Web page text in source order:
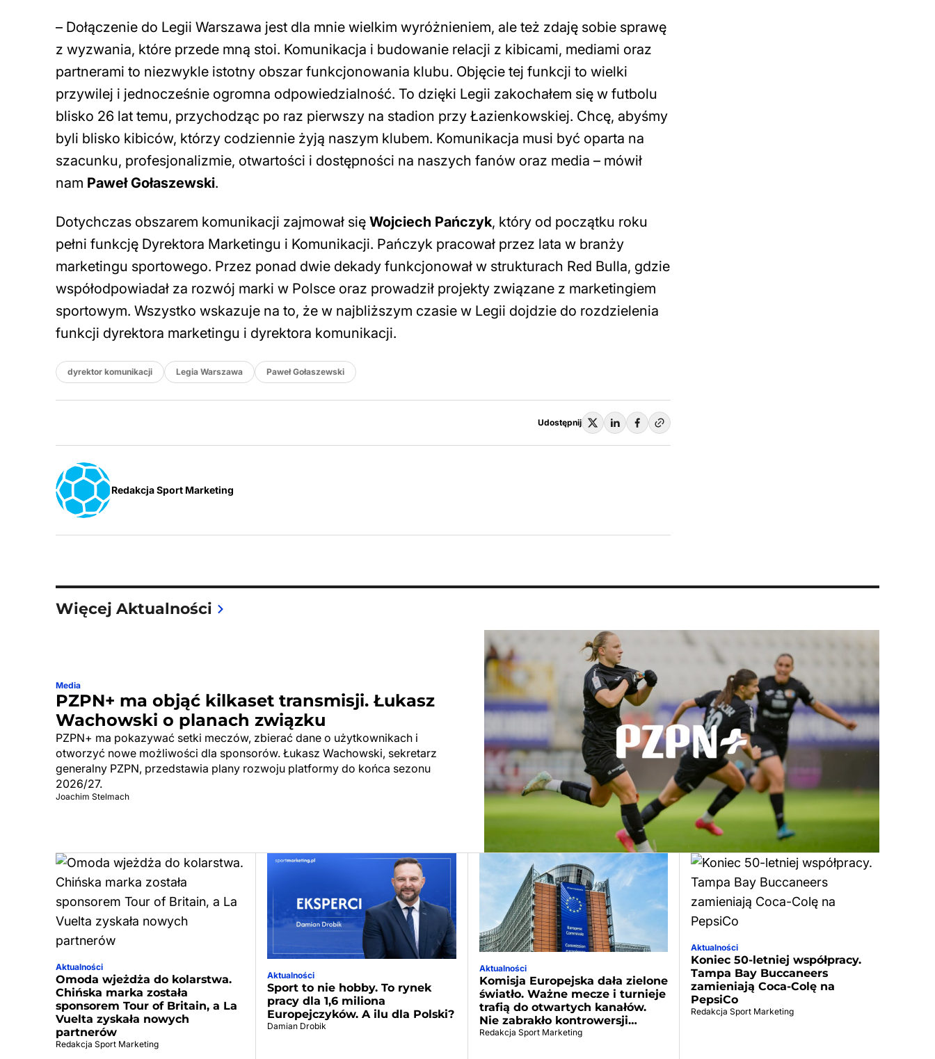
– Dołączenie do Legii Warszawa jest dla mnie wielkim wyróżnieniem, ale też zdaję sobie sprawę
z wyzwania, które przede mną stoi. Komunikacja i budowanie relacji z kibicami, mediami oraz
partnerami to niezwykle istotny obszar funkcjonowania klubu. Objęcie tej funkcji to wielki
przywilej i jednocześnie ogromna odpowiedzialność. To dzięki Legii zakochałem się w futbolu
blisko 26 lat temu, przychodząc po raz pierwszy na stadion przy Łazienkowskiej. Chcę, abyśmy
byli blisko kibiców, którzy codziennie żyją naszym klubem. Komunikacja musi być oparta na
szacunku, profesjonalizmie, otwartości i dostępności na naszych fanów oraz media – mówił
nam Paweł Gołaszewski.
Dotychczas obszarem komunikacji zajmował się Wojciech Pańczyk, który od początku roku
pełni funkcję Dyrektora Marketingu i Komunikacji. Pańczyk pracował przez lata w branży
marketingu sportowego. Przez ponad dwie dekady funkcjonował w strukturach Red Bulla, gdzie
współodpowiadał za rozwój marki w Polsce oraz prowadził projekty związane z marketingiem
sportowym. Wszystko wskazuje na to, że w najbliższym czasie w Legii dojdzie do rozdzielenia
funkcji dyrektora marketingu i dyrektora komunikacji.
dyrektor komunikacji Legia Warszawa Paweł Gołaszewski
Udostępnij
Redakcja Sport Marketing
Więcej Aktualności
Media
PZPN+ ma objąć kilkaset transmisji. Łukasz
Wachowski o planach związku
PZPN+ ma pokazywać setki meczów, zbierać dane o użytkownikach i
otworzyć nowe możliwości dla sponsorów. Łukasz Wachowski, sekretarz
generalny PZPN, przedstawia plany rozwoju platformy do końca sezonu
2026/27.
Joachim Stelmach
Aktualności
Omoda wjeżdża do kolarstwa.
Chińska marka została
sponsorem Tour of Britain, a La
Vuelta zyskała nowych
partnerów
Redakcja Sport Marketing
Aktualności
Sport to nie hobby. To rynek
pracy dla 1,6 miliona
Europejczyków. A ilu dla Polski?
Damian Drobik
Aktualności
Komisja Europejska dała zielone
światło. Ważne mecze i turnieje
trafią do otwartych kanałów.
Nie zabrakło kontrowersji…
Redakcja Sport Marketing
Aktualności
Koniec 50-letniej współpracy.
Tampa Bay Buccaneers
zamieniają Coca-Colę na
PepsiCo
Redakcja Sport Marketing